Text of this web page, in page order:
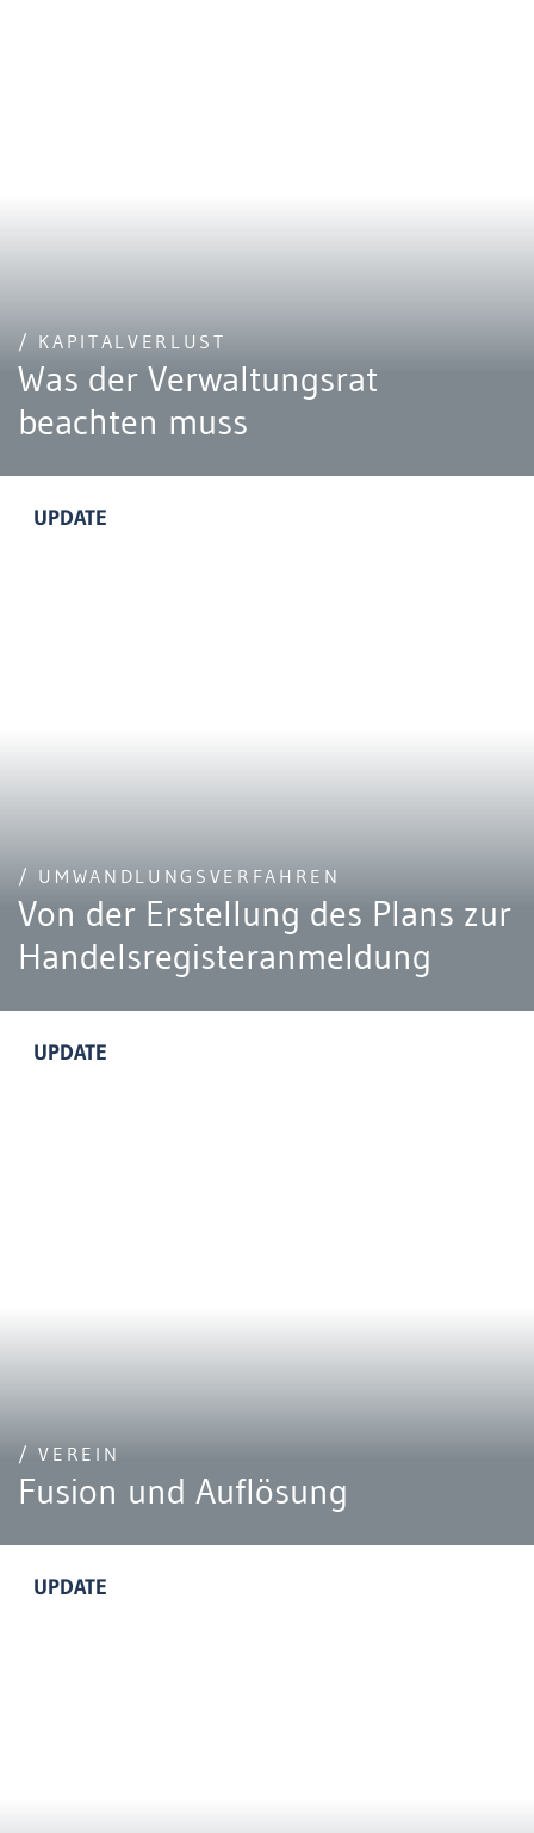
/ KAPITALVERLUST
Was der Verwaltungsrat
beachten muss
UPDATE
/ UMWANDLUNGSVERFAHREN
Von der Erstellung des Plans zur
Handelsregisteranmeldung
UPDATE
/ VEREIN
Fusion und Auflösung
UPDATE